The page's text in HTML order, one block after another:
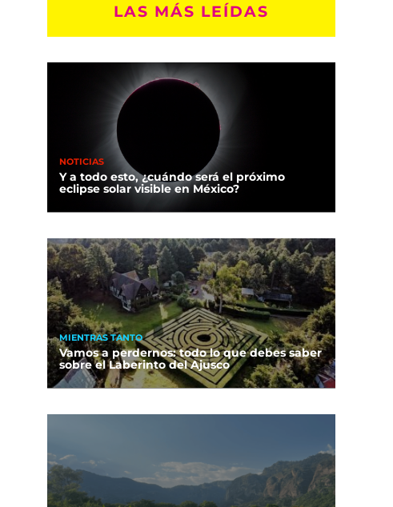
LAS MÁS LEÍDAS
NOTICIAS
Y a todo esto, ¿cuándo será el próximo
eclipse solar visible en México?
MIENTRAS TANTO
Vamos a perdernos: todo lo que debes saber
sobre el Laberinto del Ajusco